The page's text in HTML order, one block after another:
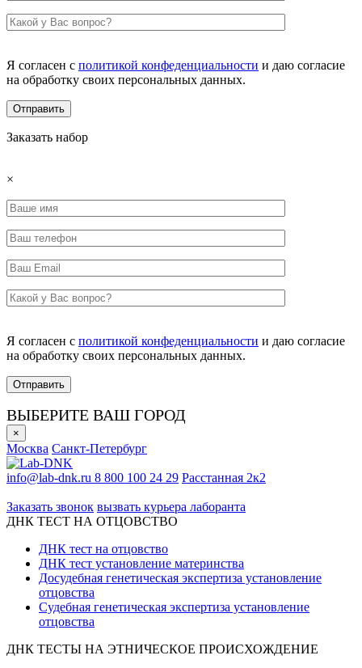
Я согласен с политикой конфеденциальности и даю согласие
на обработку своих персональных данных.
Заказать набор
×
Я согласен с политикой конфеденциальности и даю согласие
на обработку своих персональных данных.
ВЫБЕРИТЕ ВАШ ГОРОД
×
Москва Санкт-Петербург
info@lab-dnk.ru 8 800 100 24 29 Расстанная 2к2
Заказать звонок вызвать курьера лаборанта
ДНК ТЕСТ НА ОТЦОВСТВО
ДНК тест на отцовство
ДНК тест установление материнства
Досудебная генетическая экспертиза установление
отцовства
Судебная генетическая экспертиза установление
отцовства
ДНК ТЕСТЫ НА ЭТНИЧЕСКОЕ ПРОИСХОЖДЕНИЕ